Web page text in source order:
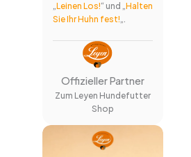
„Leinen Los!“ und „Halten
Sie Ihr Huhn fest!„.
Offizieller Partner
Zum Leyen Hundefutter
Shop